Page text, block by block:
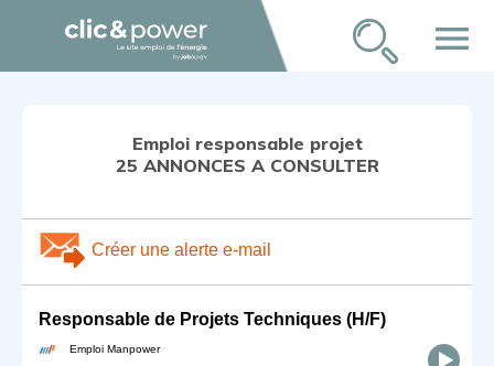
menu
Emploi responsable projet
25 ANNONCES A CONSULTER
Créer une alerte e-mail
Responsable de Projets Techniques (H/F)
Emploi Manpower